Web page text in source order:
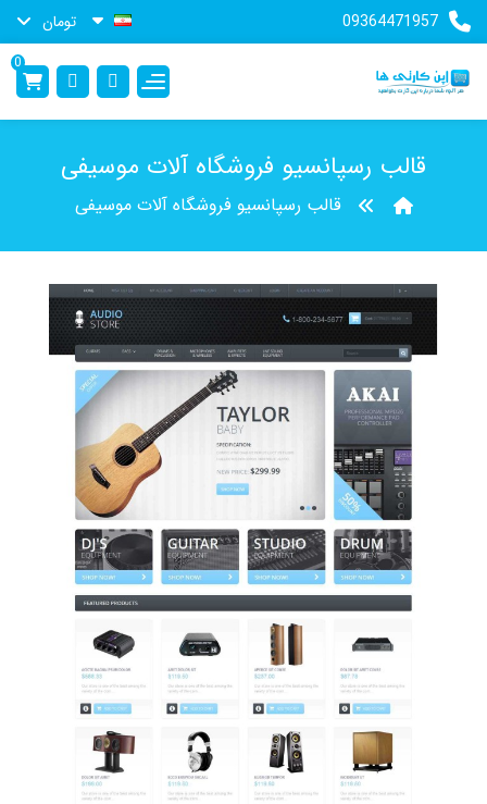
09364471957 تومان
0
قالب رسپانسیو فروشگاه آلات موسیفی
قالب رسپانسیو فروشگاه آلات موسیفی